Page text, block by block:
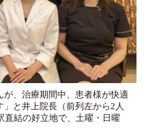
が、治療期間中、患者様が快適
と井上院長（前列左から2人
直結の好立地で、土曜・日曜